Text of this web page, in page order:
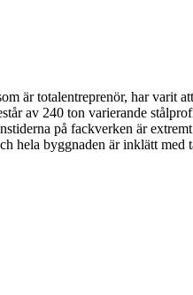
är totalentreprenör, har varit
av 240 ton varierande
på fackverken är
hela byggnaden är inklätt